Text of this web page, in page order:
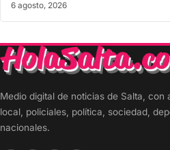
6 agosto, 2026
Medio digital de noticias de Salta, con
local, policiales, política, sociedad,
nacionales.